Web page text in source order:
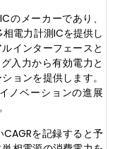
メーカーであり、
電力計測ICを提供し
インターフェースと
入力から有効電力と
ョンを提供します。
ノベーションの進展
を記録すると予